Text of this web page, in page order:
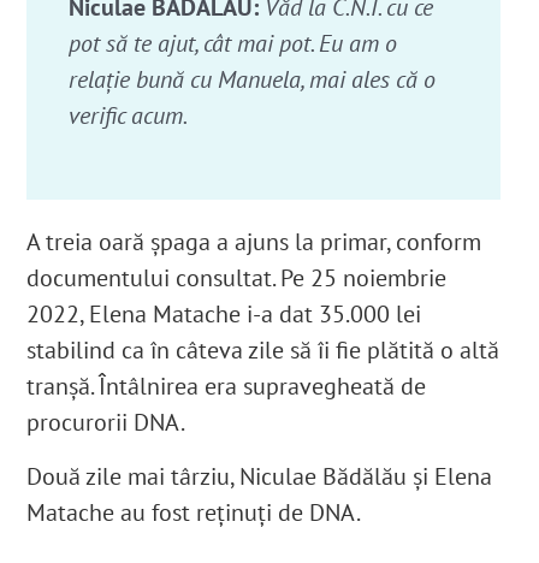
Niculae BĂDĂLĂU: Văd la C.N.I. cu ce
pot să te ajut, cât mai pot. Eu am o
relație bună cu Manuela, mai ales că o
verific acum.
A treia oară șpaga a ajuns la primar, conform
documentului consultat. Pe 25 noiembrie
2022, Elena Matache i-a dat 35.000 lei
stabilind ca în câteva zile să îi fie plătită o altă
tranșă. Întâlnirea era supravegheată de
procurorii DNA.
Două zile mai târziu, Niculae Bădălău și Elena
Matache au fost reținuți de DNA.